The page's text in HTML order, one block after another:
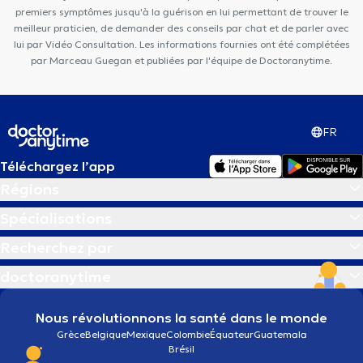
premiers symptômes jusqu'à la guérison en lui permettant de trouver le
meilleur praticien, de demander des conseils par chat et de parler avec
lui par Vidéo Consultation. Les informations fournies ont été complétées
par Marceau Guegan et publiées par l'équipe de Doctoranytime.
FR
Téléchargez l’app
Nous révolutionnons la santé dans le monde
GrèceBelgiqueMexiqueColombieÉquateurGuatemala
Brésil